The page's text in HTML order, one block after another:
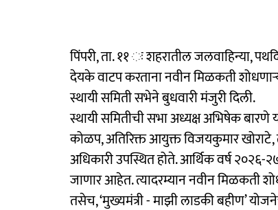
पिंपरी, ता. ११ ः शहरातील जलवाहिन्या,
देयके वाटप करताना नवीन मिळकती
स्थायी समिती सभेने बुधवारी मंजुरी दिली.
स्थायी समितीची सभा अध्यक्ष अभिषेक
कोळप, अतिरिक्त आयुक्त विजयकुमार खोराटे,
अधिकारी उपस्थित होते. आर्थिक वर्ष
जाणार आहेत. त्यादरम्यान नवीन मिळकती
तसेच, ‘मुख्यमंत्री - माझी लाडकी बहीण’